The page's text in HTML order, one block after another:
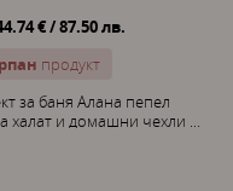
€ / 87.50 лв.
продукт
за баня Алана пепел
халат и домашни чехли ...